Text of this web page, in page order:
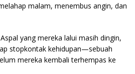
malam, menembus angin, dan
yang mereka lalui masih dingin,
stopkontak kehidupan—sebuah
mereka kembali terhempas ke